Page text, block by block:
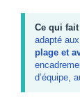
Ce qui
adapté
plage et
d’équipe,